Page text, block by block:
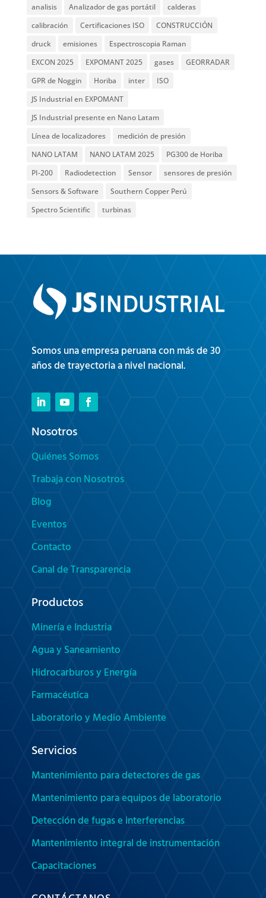
analisis Analizador de gas portátil
calderas
calibración
Certificaciones ISO
CONSTRUCCIÓN
druck
emisiones
Espectroscopia Raman
EXCON 2025
EXPOMANT 2025 gases
GEORRADAR
GPR de Noggin
Horiba inter
ISO
JS Industrial en EXPOMANT
JS Industrial presente en Nano Latam
Línea de localizadores
medición de presión
NANO LATAM
NANO LATAM 2025
PG300 de Horiba
PI-200
Radiodetection Sensor
sensores de presión
Sensors & Software
Southern Copper Perú
Spectro Scientific
turbinas
Somos una empresa peruana con más de 30
años de trayectoria a nivel nacional.
Nosotros
Quiénes Somos
Trabaja con Nosotros
Blog
Eventos
Contacto
Canal de Transparencia
Productos
Minería e Industria
Agua y Saneamiento
Hidrocarburos y Energía
Farmacéutica
Laboratorio y Medio Ambiente
Servicios
Mantenimiento para detectores de gas
Mantenimiento para equipos de laboratorio
Detección de fugas e interferencias
Mantenimiento integral de instrumentación
Capacitaciones